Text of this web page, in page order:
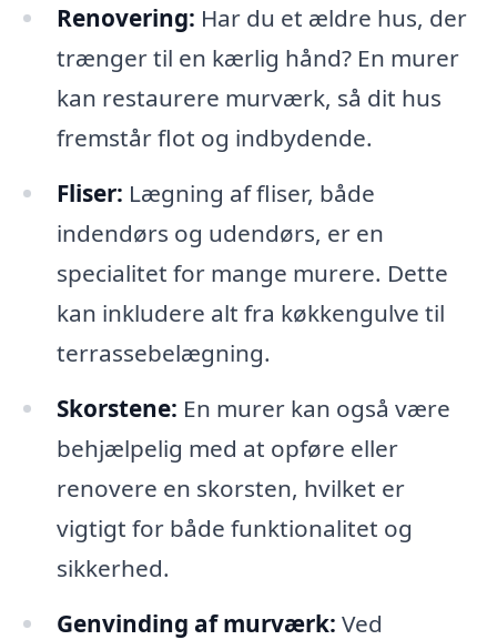
Renovering: Har du et ældre hus, der
trænger til en kærlig hånd? En murer
kan restaurere murværk, så dit hus
fremstår flot og indbydende.
Fliser: Lægning af fliser, både
indendørs og udendørs, er en
specialitet for mange murere. Dette
kan inkludere alt fra køkkengulve til
terrassebelægning.
Skorstene: En murer kan også være
behjælpelig med at opføre eller
renovere en skorsten, hvilket er
vigtigt for både funktionalitet og
sikkerhed.
Genvinding af murværk: Ved